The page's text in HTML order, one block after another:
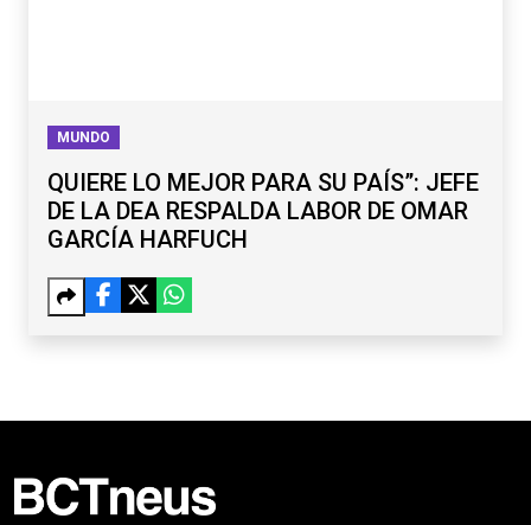
MUNDO
QUIERE LO MEJOR PARA SU PAÍS”: JEFE
DE LA DEA RESPALDA LABOR DE OMAR
GARCÍA HARFUCH